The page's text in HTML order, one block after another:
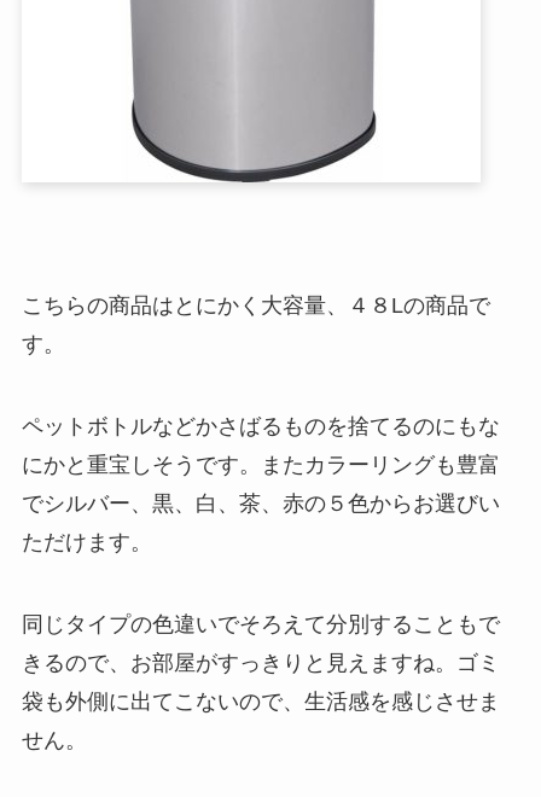
こちらの商品はとにかく大容量、４８Lの商品で
す。
ペットボトルなどかさばるものを捨てるのにもな
にかと重宝しそうです。またカラーリングも豊富
でシルバー、黒、白、茶、赤の５色からお選びい
ただけます。
同じタイプの色違いでそろえて分別することもで
きるので、お部屋がすっきりと見えますね。ゴミ
袋も外側に出てこないので、生活感を感じさせま
せん。